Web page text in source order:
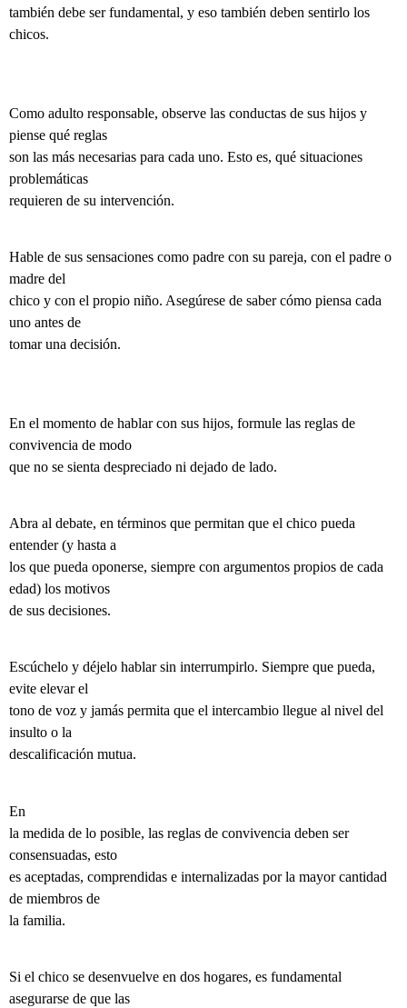
también debe ser fundamental, y eso también deben sentirlo los
chicos.
Como adulto responsable, observe las conductas de sus hijos y
piense qué reglas
son las más necesarias para cada uno. Esto es, qué situaciones
problemáticas
requieren de su intervención.
Hable de sus sensaciones como padre con su pareja, con el padre o
madre del
chico y con el propio niño. Asegúrese de saber cómo piensa cada
uno antes de
tomar una decisión.
En el momento de hablar con sus hijos, formule las reglas de
convivencia de modo
que no se sienta despreciado ni dejado de lado.
Abra al debate, en términos que permitan que el chico pueda
entender (y hasta a
los que pueda oponerse, siempre con argumentos propios de cada
edad) los motivos
de sus decisiones.
Escúchelo y déjelo hablar sin interrumpirlo. Siempre que pueda,
evite elevar el
tono de voz y jamás permita que el intercambio llegue al nivel del
insulto o la
descalificación mutua.
En
la medida de lo posible, las reglas de convivencia deben ser
consensuadas, esto
es aceptadas, comprendidas e internalizadas por la mayor cantidad
de miembros de
la familia.
Si el chico se desenvuelve en dos hogares, es fundamental
asegurarse de que las